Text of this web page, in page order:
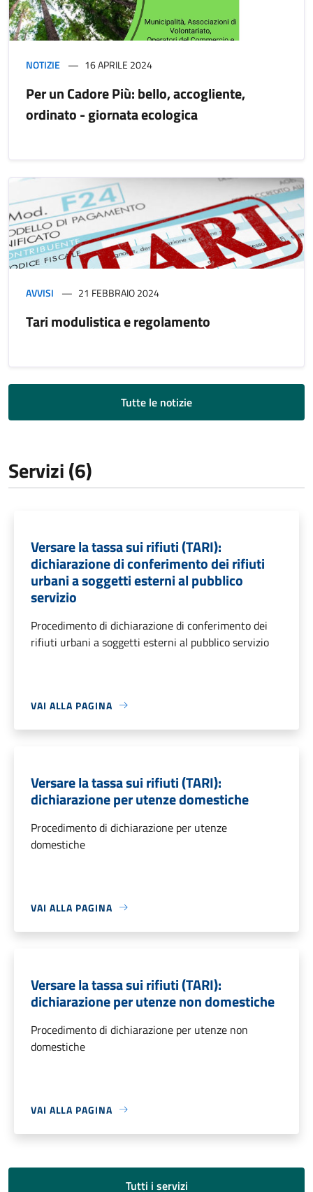
NOTIZIE 16 APRILE 2024
Per un Cadore Più: bello, accogliente,
ordinato - giornata ecologica
AVVISI 21 FEBBRAIO 2024
Tari modulistica e regolamento
Tutte le notizie
Servizi (6)
Versare la tassa sui rifiuti (TARI):
dichiarazione di conferimento dei rifiuti
urbani a soggetti esterni al pubblico
servizio
Procedimento di dichiarazione di conferimento dei
rifiuti urbani a soggetti esterni al pubblico servizio
VAI ALLA PAGINA
Versare la tassa sui rifiuti (TARI):
dichiarazione per utenze domestiche
Procedimento di dichiarazione per utenze
domestiche
VAI ALLA PAGINA
Versare la tassa sui rifiuti (TARI):
dichiarazione per utenze non domestiche
Procedimento di dichiarazione per utenze non
domestiche
VAI ALLA PAGINA
Tutti i servizi